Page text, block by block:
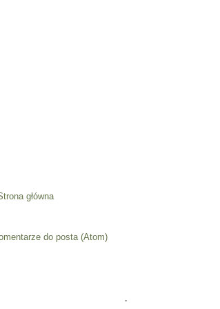
główna
do posta (Atom)
.